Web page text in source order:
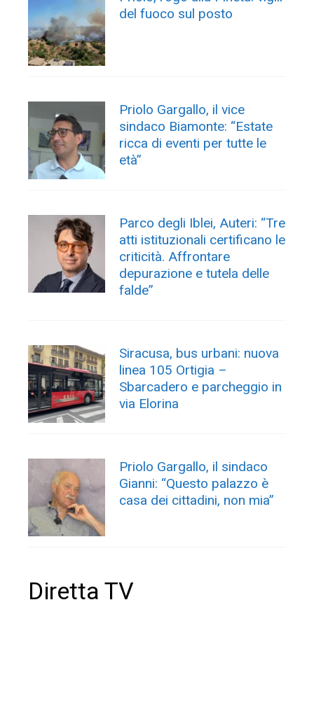
del fuoco sul posto
Priolo Gargallo, il vice
sindaco Biamonte: “Estate
ricca di eventi per tutte le
età”
Parco degli Iblei, Auteri: “Tre
atti istituzionali certificano le
criticità. Affrontare
depurazione e tutela delle
falde”
Siracusa, bus urbani: nuova
linea 105 Ortigia –
Sbarcadero e parcheggio in
via Elorina
Priolo Gargallo, il sindaco
Gianni: “Questo palazzo è
casa dei cittadini, non mia”
Diretta TV